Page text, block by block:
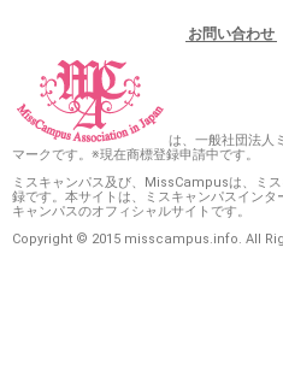
お問い合わせ
は、一般社団法人
マークです。※現在商標登録申請中です。
ミスキャンパス及び、MissCampusは、ミ
録です。本サイトは、ミスキャンパスイン
キャンパスのオフィシャルサイトです。
Copyright © 2015 misscampus.info. All